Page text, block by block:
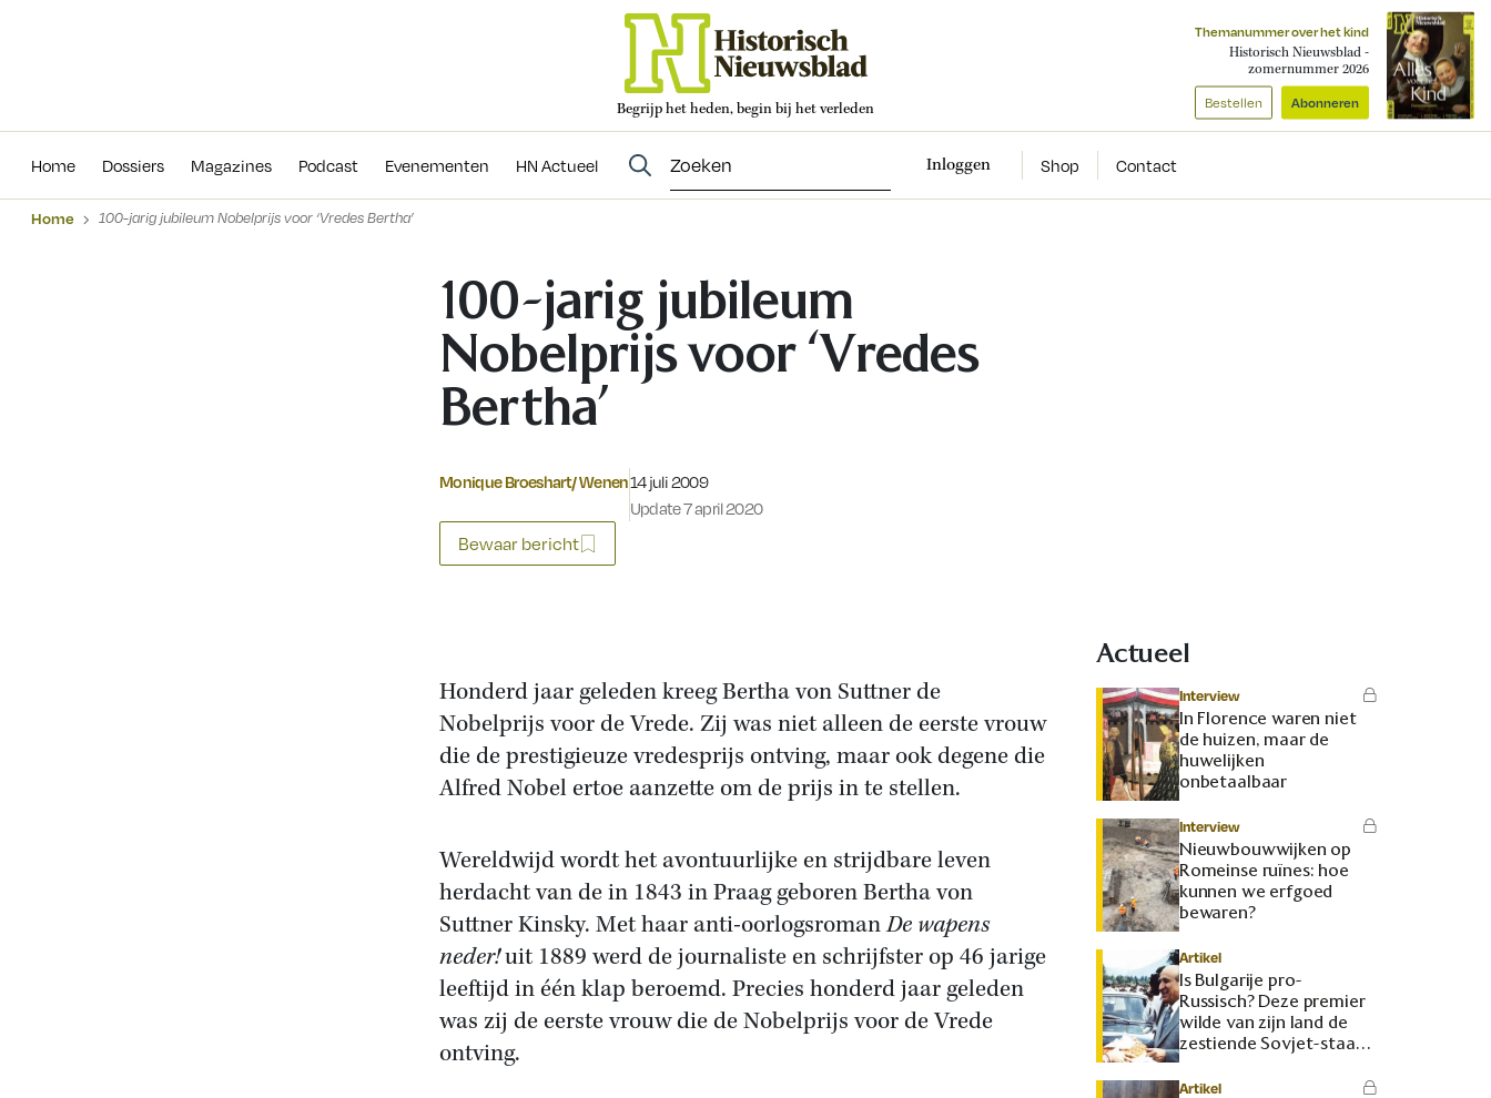
Begrijp het heden, begin bij het verleden
Themanummer over het kind
Historisch Nieuwsblad -
zomernummer 2026
Bestellen Abonneren
Home Dossiers Magazines Podcast Evenementen HN Actueel Inloggen Shop Contact
Evenementen
Home 100-jarig jubileum Nobelprijs voor ‘Vredes Bertha’
100-jarig jubileum
Nobelprijs voor ‘Vredes
Bertha’
Monique Broeshart/ WenenGepubliceerd op:
14 juli 2009
Update 7 april 2020
Bewaar bericht
Honderd jaar geleden kreeg Bertha von Suttner de
Nobelprijs voor de Vrede. Zij was niet alleen de eerste vrouw
die de prestigieuze vredesprijs ontving, maar ook degene die
Alfred Nobel ertoe aanzette om de prijs in te stellen.
Wereldwijd wordt het avontuurlijke en strijdbare leven
herdacht van de in 1843 in Praag geboren Bertha von
Suttner Kinsky. Met haar anti-oorlogsromanDe wapens
neder!uit 1889 werd de journaliste en schrijfster op 46 jarige
leeftijd in één klap beroemd. Precies honderd jaar geleden
was zij de eerste vrouw die de Nobelprijs voor de Vrede
ontving.
Actueel
Interview
In Florence waren niet
de huizen, maar de
huwelijken
onbetaalbaar
Interview
Nieuwbouwwijken op
Romeinse ruïnes: hoe
kunnen we erfgoed
bewaren?
Artikel
Is Bulgarije pro-
Russisch? Deze premier
wilde van zijn land de
zestiende Sovjet-staat
maken
Artikel